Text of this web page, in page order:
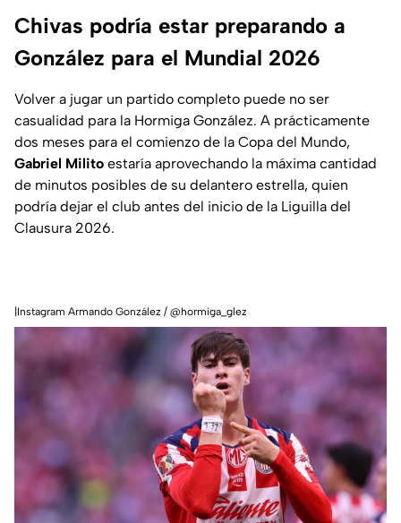
Chivas podría estar preparando a
González para el Mundial 2026
Volver a jugar un partido completo puede no ser
casualidad para la Hormiga González. A prácticamente
dos meses para el comienzo de la Copa del Mundo,
Gabriel Milito estaría aprovechando la máxima cantidad
de minutos posibles de su delantero estrella, quien
podría dejar el club antes del inicio de la Liguilla del
Clausura 2026.
|Instagram Armando González / @hormiga_glez